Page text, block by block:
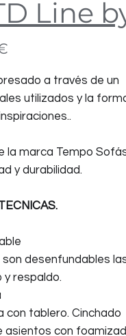
Line
Precio
a través de un
utilizados y la
la marca Tempo
y durabilidad.
desenfundables
respaldo.
con tablero. Cinchado
asientos con